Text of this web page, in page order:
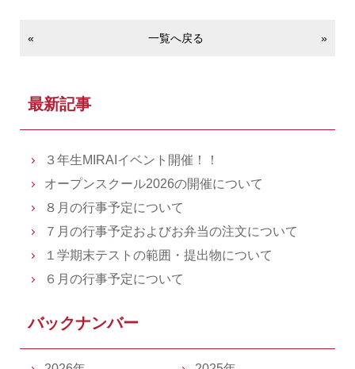
« 一覧へ戻る »
最新記事
３年生MIRAIイベント開催！！
オープンスクール2026の開催について
８月の行事予定について
７月の行事予定およびお弁当の注文について
１学期末テストの範囲・提出物について
６月の行事予定について
バックナンバー